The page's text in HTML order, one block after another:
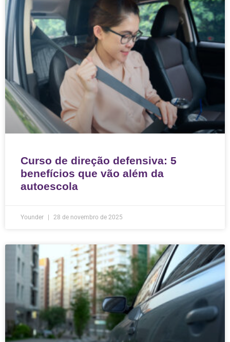
Curso de direção defensiva: 5
benefícios que vão além da
autoescola
Younder 28 de novembro de 2025